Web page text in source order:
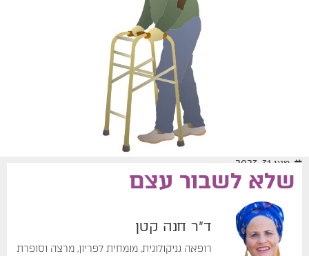
מאי 31, 2023
שלא לשבור עצם
ד"ר חנה קטן
רופאה גניקולוגית, מומחית לפריון, מרצה וסופרת